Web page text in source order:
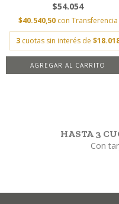
$54.054
$40.540,50 con Transferencia
3 cuotas sin interés de
AGREGAR AL CARRITO
HASTA 3
Con